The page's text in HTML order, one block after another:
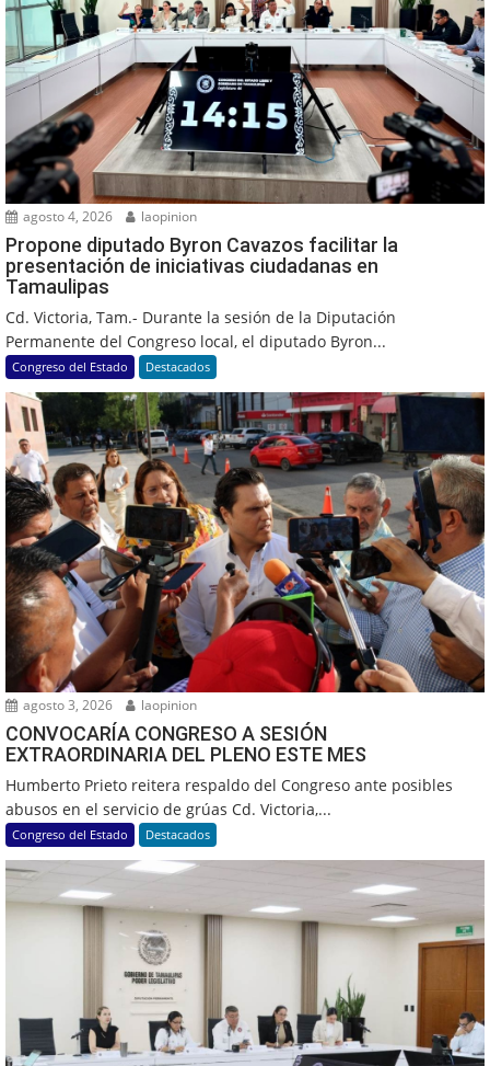
agosto 4, 2026 laopinion
Propone diputado Byron Cavazos facilitar la
presentación de iniciativas ciudadanas en
Tamaulipas
Cd. Victoria, Tam.- Durante la sesión de la Diputación
Permanente del Congreso local, el diputado Byron...
Congreso del Estado Destacados
agosto 3, 2026 laopinion
CONVOCARÍA CONGRESO A SESIÓN
EXTRAORDINARIA DEL PLENO ESTE MES
Humberto Prieto reitera respaldo del Congreso ante posibles
abusos en el servicio de grúas Cd. Victoria,...
Congreso del Estado Destacados